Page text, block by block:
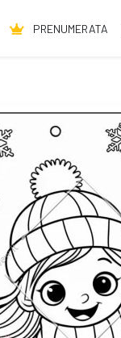
PRENUMERATA